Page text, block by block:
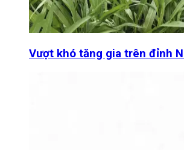
Vượt khó tăng gia trên đỉnh